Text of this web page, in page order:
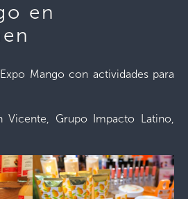
en
Mango con actividades para
Vicente, Grupo Impacto Latino,